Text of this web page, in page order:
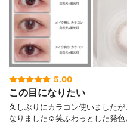
5.00
この目になりたい
久しぶりにカラコン使いました
なりました☺笑ふわっとした発